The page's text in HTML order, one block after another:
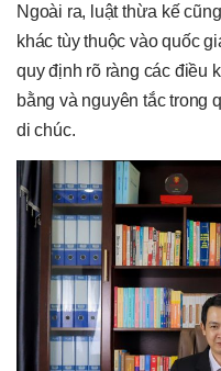
Ngoài ra, luật thừa kế
khác tùy thuộc vào quốc
quy định rõ ràng các điều
bằng và nguyên tắc trong
di chúc.